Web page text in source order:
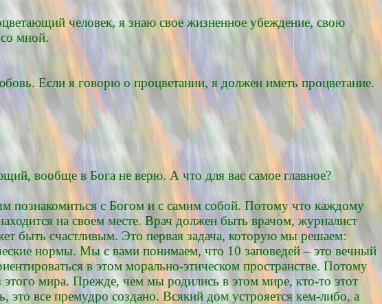
человек, я знаю свое жизненное убеждение, свою
мной.
Если я говорю о процветании, я должен иметь процветание.
вообще в Бога не верю. А что для вас самое главное?
познакомиться с Богом и с самим собой. Потому что каждому
на своем месте. Врач должен быть врачом, журналист
быть счастливым. Это первая задача, которую мы решаем:
нормы. Мы с вами понимаем, что 10 заповедей – это вечный
в этом морально-этическом пространстве. Потому
мира. Прежде, чем мы родились в этом мире, кто-то этот
это все премудро создано. Всякий дом устрояется кем-либо, а